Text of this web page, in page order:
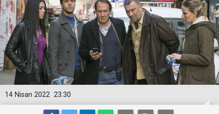
23:30
14 Nisan 2022